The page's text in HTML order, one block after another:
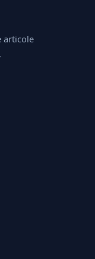
articole